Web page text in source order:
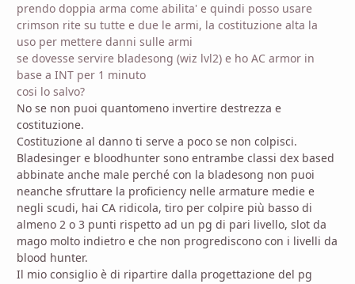
prendo doppia arma come abilita' e quindi posso usare
crimson rite su tutte e due le armi, la costituzione alta la
uso per mettere danni sulle armi
se dovesse servire bladesong (wiz lvl2) e ho AC armor in
base a INT per 1 minuto
cosi lo salvo?
No se non puoi quantomeno invertire destrezza e
costituzione.
Costituzione al danno ti serve a poco se non colpisci.
Bladesinger e bloodhunter sono entrambe classi dex based
abbinate anche male perché con la bladesong non puoi
neanche sfruttare la proficiency nelle armature medie e
negli scudi, hai CA ridicola, tiro per colpire più basso di
almeno 2 o 3 punti rispetto ad un pg di pari livello, slot da
mago molto indietro e che non progrediscono con i livelli da
blood hunter.
Il mio consiglio è di ripartire dalla progettazione del pg